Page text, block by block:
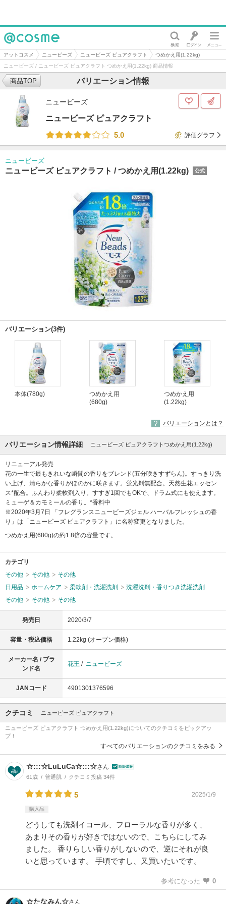
@cosme
アットコスメ ニュービーズ ニュービーズ ピュアクラフト
つめかえ用(1.22kg)
ニュービーズ / ニュービーズ ピュアクラフト つめかえ用(1.22kg) 商品情報
バリエーション情報
商品TOP
ニュービーズ
ニュービーズ ピュアクラフト
5.0
評価グラフ
ニュービーズ
ニュービーズ ピュアクラフト /つめかえ用(1.22kg) 公式
バリエーション(3件)
本体(780g)
つめかえ用
(680g)
つめかえ用
(1.22kg)
バリエーションとは？
バリエーション情報詳細 ニュービーズ ピュアクラフトつめかえ用(1.22kg)
リニューアル発売
花の一生で最もきれいな瞬間の香りをブレンド(五分咲きすずらん)。すっきり洗
い上げ、清らかな香りがほのかに咲きます。蛍光剤無配合。天然生花エッセン
ス*配合。ふんわり柔軟剤入り。すすぎ1回でもOKで、ドラム式にも使えます。
ミューゲ＆カモミールの香り。*香料中
※2020年3月7日 「フレグランスニュービーズジェル ハーバルフレッシュの香
り」は「ニュービーズ ピュアクラフト」に名称変更となりました。
つめかえ用(680g)の約1.8倍の容量です。
カテゴリ
その他
その他
その他
日用品
ホームケア 柔軟剤・洗濯洗剤
洗濯洗剤・香りつき洗濯洗剤
その他
その他 その他
発売日 2020/3/7
容量・税込価格 1.22kg (オープン価格)
メーカー名 / ブラ
ンド名
花王 / ニュービーズ
JANコード 4901301376596
クチコミ ニュービーズ ピュアクラフト
ニュービーズ ピュアクラフト つめかえ用(1.22kg)についてのクチコミをピックアッ
プ！
すべてのバリエーションのクチコミをみる
☆:::☆LuLuCa☆:::☆さん
61歳 普通肌 クチコミ投稿 34件
5 2025/1/9
購入品
どうしても洗剤イコール、フローラルな香りが多く、
あまりその香りが好きではないので、こちらにしてみ
ました。 香りらしい香りがしないので、逆にそれが良
いと思っています。 手頃ですし、又買いたいです。
参考になった 0
☆たなみん☆さん